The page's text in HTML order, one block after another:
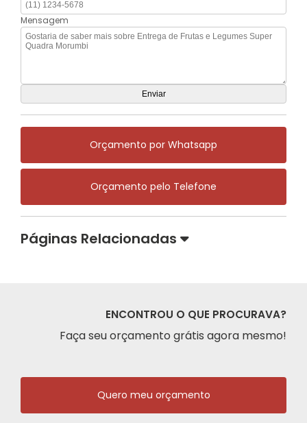
Mensagem
Orçamento por Whatsapp
Orçamento pelo Telefone
Páginas Relacionadas
ENCONTROU O QUE PROCURAVA?
Faça seu orçamento grátis agora mesmo!
Quero meu orçamento